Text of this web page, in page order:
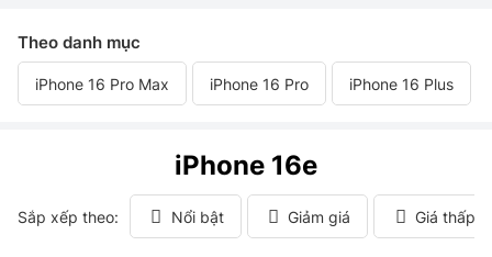
Theo danh mục
iPhone 16 Pro Max iPhone 16 Pro iPhone 16 Plus
iPhone 16e
Sắp xếp theo: Nổi bật Giảm giá Giá thấp